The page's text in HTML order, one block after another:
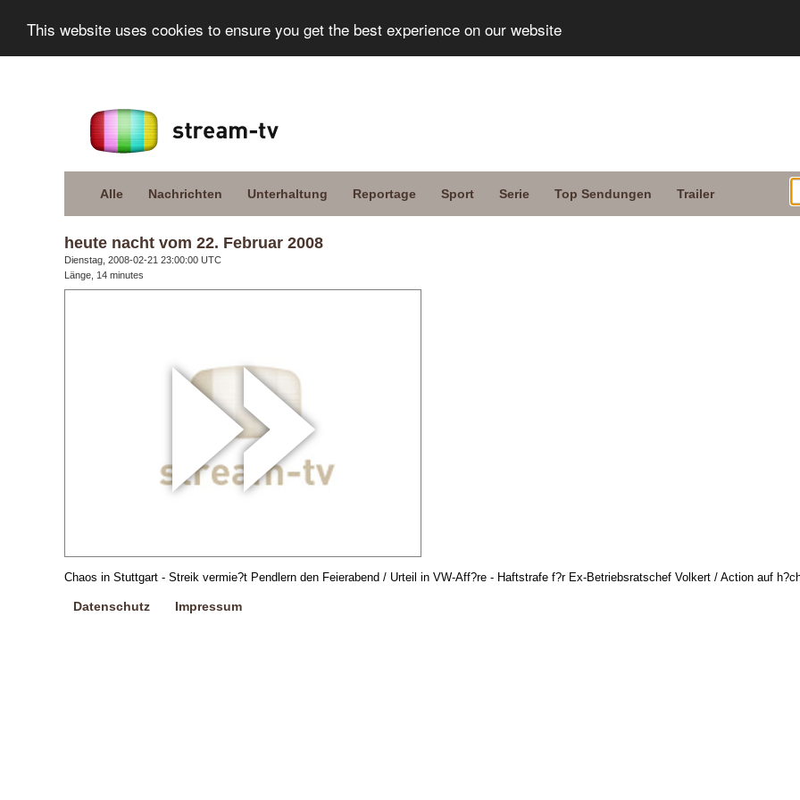
This website uses cookies to ensure you get the best experience on our website
Alle Nachrichten Unterhaltung Reportage Sport Serie Top Sendungen Trailer
heute nacht vom 22. Februar 2008
Dienstag, 2008-02-21 23:00:00 UTC
Länge, 14 minutes
Chaos in Stuttgart - Streik vermie?t Pendlern den Feierabend / Urteil in VW-Aff?re - Haftstrafe f?r Ex-Betriebsratschef Volkert / Action auf
Datenschutz Impressum